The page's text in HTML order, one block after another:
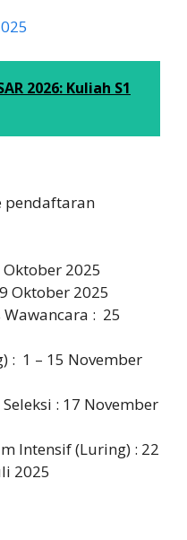
2026: Kuliah S1
pendaftaran
2025
Oktober 2025
: 25
: 1 – 15 November
: 17 November
Intensif (Luring) : 22
2025